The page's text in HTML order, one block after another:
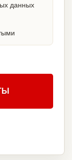
данных